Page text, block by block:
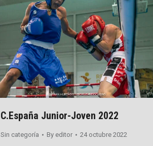
C.España Junior-Joven 2022
Sin categoría By editor 24 octubre 2022